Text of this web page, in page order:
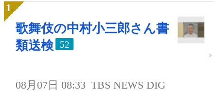
歌舞伎の中村小三郎さん書
類送検
52
08月07日 08:33 TBS NEWS DIG